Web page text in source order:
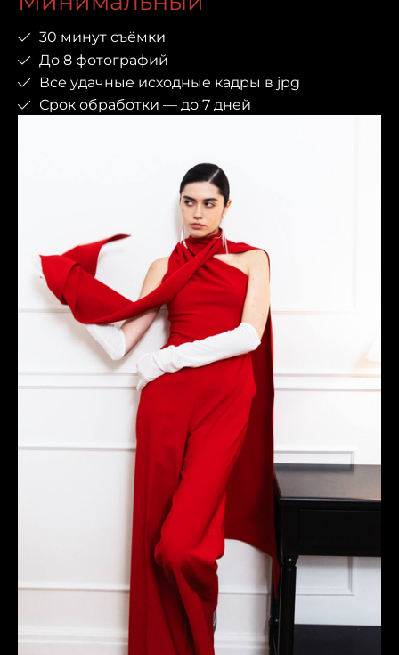
30 минут съёмки
До 8 фотографий
Все удачные исходные кадры в jpg
Срок обработки — до 7 дней